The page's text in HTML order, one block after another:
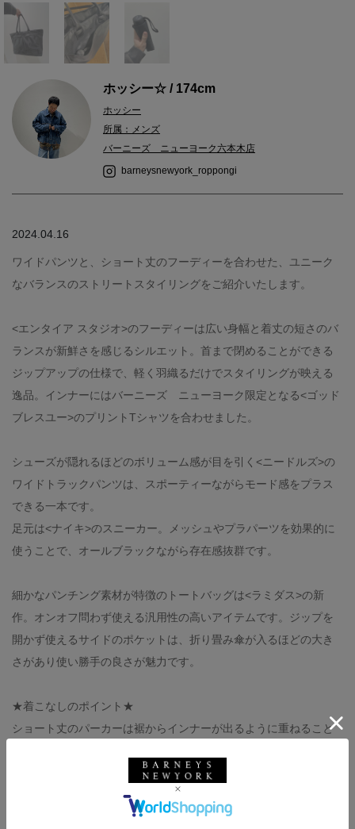
ホッシー☆ / 174cm
ホッシー
所属：メンズ
バーニーズ ニューヨーク六本木店
barneysnewyork_roppongi
2024.04.16
ワイドパンツと、ショート丈のフーディーを合わせた、ユニーク
なバランスのストリートスタイリングをご紹介いたします。
<エンタイア スタジオ>のフーディーは広い身幅と着丈の短さのバ
ランスが新鮮さを感じるシルエット。首まで閉めることができる
ジップアップの仕様で、軽く羽織るだけでスタイリングが映える
逸品。インナーにはバーニーズ ニューヨーク限定となる<ゴッド
ブレスユー>のプリントTシャツを合わせました。
シューズが隠れるほどのボリューム感が目を引く<ニードルズ>の
ワイドトラックパンツは、スポーティーながらモード感をプラス
できる一本です。
足元は<ナイキ>のスニーカー。メッシュやプラパーツを効果的に
使うことで、オールブラックながら存在感抜群です。
細かなパンチング素材が特徴のトートバッグは<ラミダス>の新
作。オンオフ問わず使える汎用性の高いアイテムです。ジップを
開かず使えるサイドのポケットは、折り畳み傘が入るほどの大き
さがあり使い勝手の良さが魅力です。
★着こなしのポイント★
ショート丈のパーカーは裾からインナーが出るように重ねること
hoodie : ENTIRE STUDIOS（着用サイズ S）